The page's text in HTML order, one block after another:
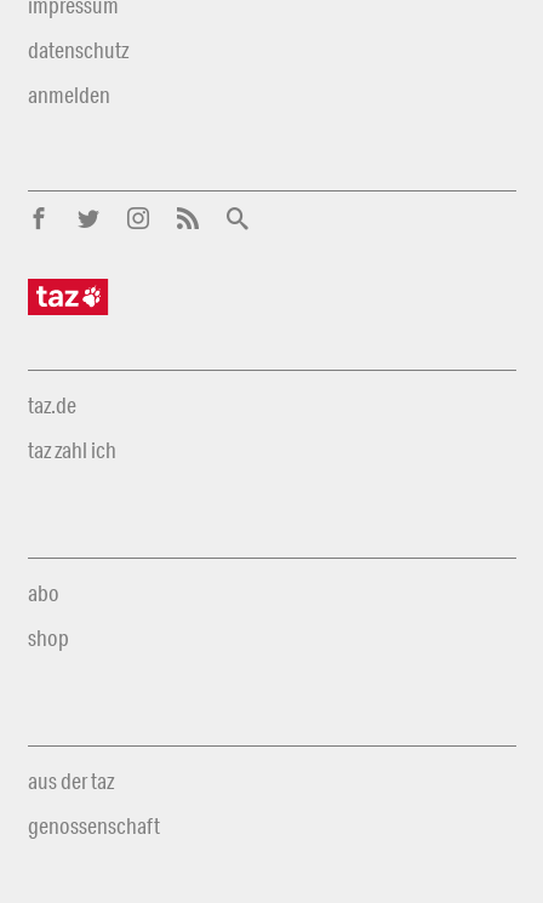
datenschutz
anmelden
taz.de
taz zahl ich
abo
shop
aus der taz
genossenschaft